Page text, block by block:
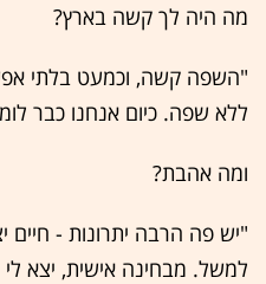
מה היה לך קשה בארץ?
"השפה קשה, וכמעט בלתי
ללא שפה. כיום אנחנו כבר
ומה אהבת?
"יש פה הרבה יתרונות - חיים
למשל. מבחינה אישית, יצא